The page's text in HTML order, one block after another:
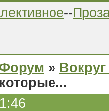
--
Форум »
которые...